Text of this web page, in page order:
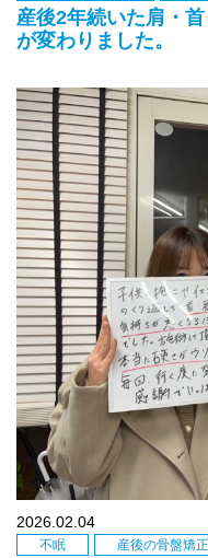
産後2年続いた肩・
が変わりました。
2026.02.04
不眠 産後の骨盤矯正